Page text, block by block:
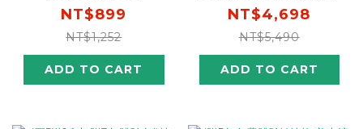
NT$899
NT$1,252
ADD TO CART
飲60mlX30瓶X3盒(箱)
[結帳輸入go300，折後價
$4398，再送超商商品卡
400元]
NT$4,698
NT$5,490
ADD TO CART